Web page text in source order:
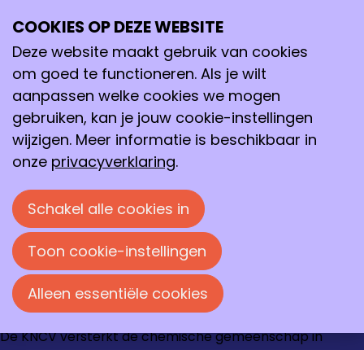
Archief 2026
februari 2026
februari 2026
Archief >2026 >februari
20-02-2026 - Oproep KNCV Van Arkelprijs
2024+2025
Loire 150
2491 AK Den Haag
070 337 87 90
kncv@kncv.nl
Ga
Ga
Ga
Ga
De KNCV versterkt de chemische gemeenschap in
COOKIES OP DEZE WEBSITE
Deze website maakt gebruik van cookies
om goed te functioneren. Als je wilt
aanpassen welke cookies we mogen
gebruiken, kan je jouw cookie-instellingen
wijzigen. Meer informatie is beschikbaar in
onze privacyverklaring.
Schakel alle cookies in
Toon cookie-instellingen
Alleen essentiële cookies